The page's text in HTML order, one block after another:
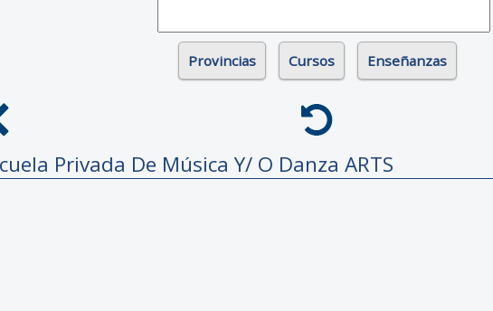
Provincias Cursos Enseñanzas
Privada De Música Y/ O Danza ARTS